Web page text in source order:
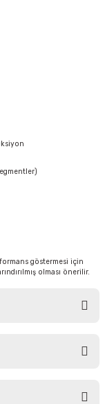
göstermesi için
olması önerilir.